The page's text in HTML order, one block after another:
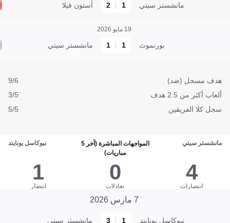
مانشستر سيتي 1
2 أستون فيلا
19 مايو 2026
بورنموث 1
1 مانشستر سيتي
هدف مسجل (ضد)
9/6
ألعاب أكثر من 2.5 هدف
3/5
سجل كلا الفريقين
5/5
مانشستر سيتي
المواجهات المباشرة (آخر 5
مباريات)
نيوكاسل يونايتد
4
انتصارات
0
تعادلات
1
انتصار
7 مارس 2026
نيوكاسل يونايتد 1
3 مانشستر سيتي